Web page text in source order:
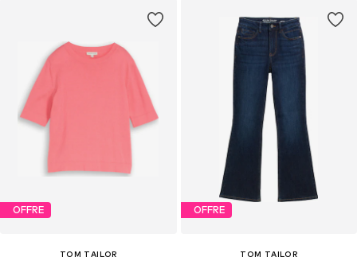
OFFRE
TOM TAILOR
OFFRE
TOM TAILOR